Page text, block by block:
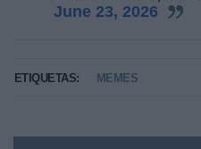
June 23, 2026
ETIQUETAS: MEMES